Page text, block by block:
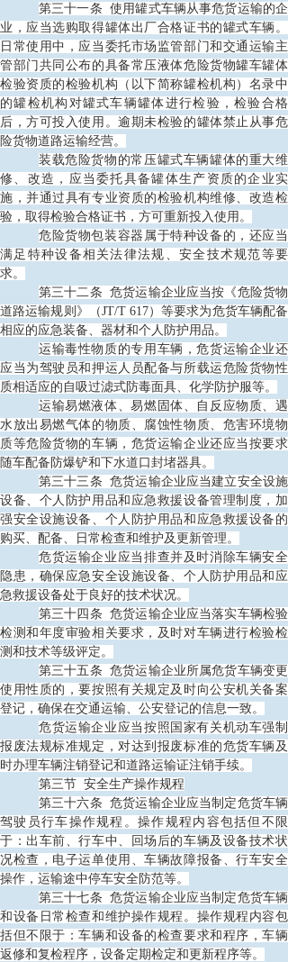
第三十一条 使用罐式车辆从事危货运输的企
业，应当选购取得罐体出厂合格证书的罐式车辆。
日常使用中，应当委托市场监管部门和交通运输主
管部门共同公布的具备常压液体危险货物罐车罐体
检验资质的检验机构（以下简称罐检机构）名录中
的罐检机构对罐式车辆罐体进行检验，检验合格
后，方可投入使用。逾期未检验的罐体禁止从事危
险货物道路运输经营。
装载危险货物的常压罐式车辆罐体的重大维
修、改造，应当委托具备罐体生产资质的企业实
施，并通过具有专业资质的检验机构维修、改造检
验，取得检验合格证书，方可重新投入使用。
危险货物包装容器属于特种设备的，还应当
满足特种设备相关法律法规、安全技术规范等要
求。
第三十二条 危货运输企业应当按《危险货物
道路运输规则》（JT/T 617）等要求为危货车辆配备
相应的应急装备、器材和个人防护用品。
运输毒性物质的专用车辆，危货运输企业还
应当为驾驶员和押运人员配备与所载运危险货物性
质相适应的自吸过滤式防毒面具、化学防护服等。
运输易燃液体、易燃固体、自反应物质、遇
水放出易燃气体的物质、腐蚀性物质、危害环境物
质等危险货物的车辆，危货运输企业还应当按要求
随车配备防爆铲和下水道口封堵器具。
第三十三条 危货运输企业应当建立安全设施
设备、个人防护用品和应急救援设备管理制度，加
强安全设施设备、个人防护用品和应急救援设备的
购买、配备、日常检查和维护及更新管理。
危货运输企业应当排查并及时消除车辆安全
隐患，确保应急安全设施设备、个人防护用品和应
急救援设备处于良好的技术状况。
第三十四条 危货运输企业应当落实车辆检验
检测和年度审验相关要求，及时对车辆进行检验检
测和技术等级评定。
第三十五条 危货运输企业所属危货车辆变更
使用性质的，要按照有关规定及时向公安机关备案
登记，确保在交通运输、公安登记的信息一致。
危货运输企业应当按照国家有关机动车强制
报废法规标准规定，对达到报废标准的危货车辆及
时办理车辆注销登记和道路运输证注销手续。
第三节 安全生产操作规程
第三十六条 危货运输企业应当制定危货车辆
驾驶员行车操作规程。操作规程内容包括但不限
于：出车前、行车中、回场后的车辆及设备技术状
况检查，电子运单使用、车辆故障报备、行车安全
操作，运输途中停车安全防范等。
第三十七条 危货运输企业应当制定危货车辆
和设备日常检查和维护操作规程。操作规程内容包
括但不限于：车辆和设备的检查要求和程序，车辆
返修和复检程序，设备定期检定和更新程序等。